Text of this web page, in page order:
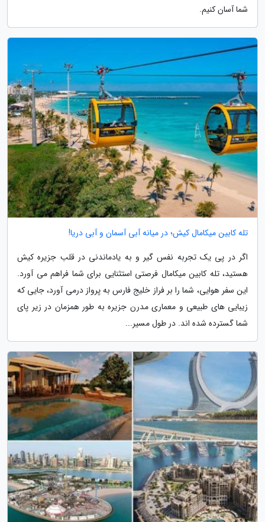
شما آسان کنیم.
تله کابین میکامال کیش؛ در میانه آبی آسمان و آبی دریا!
اگر در پی یک تجربه نفس گیر و به یادماندنی در قلب جزیره کیش
هستید، تله کابین میکامال فرصتی استثنایی برای شما فراهم می آورد.
این سفر هوایی، شما را بر فراز خلیج فارس به پرواز درمی آورد، جایی که
زیبایی های طبیعی و معماری مدرن جزیره به طور همزمان در زیر پای
شما گسترده شده اند. در طول مسیر...